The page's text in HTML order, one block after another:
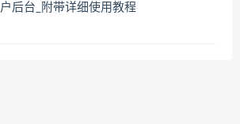
户后台_附带详细使用教程